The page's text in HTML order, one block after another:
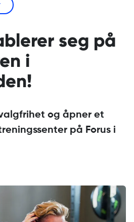
seg på
i
og åpner et
på Forus i